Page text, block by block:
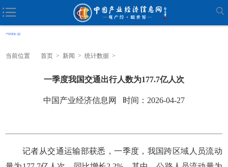
当前位置 首页 > 新闻 > 统计数据 >
一季度我国交通出行人数为177.7亿人次
中国产业经济信息网 时间：2026-04-27
记者从交通运输部获悉，一季度，我国跨区域人员流动